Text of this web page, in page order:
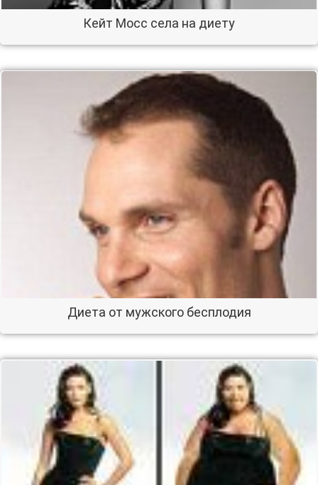
Кейт Мосс села на диету
Диета от мужского бесплодия